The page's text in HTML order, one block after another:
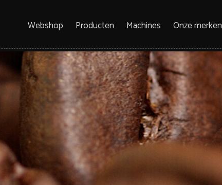
Webshop Producten Machines Onze merken